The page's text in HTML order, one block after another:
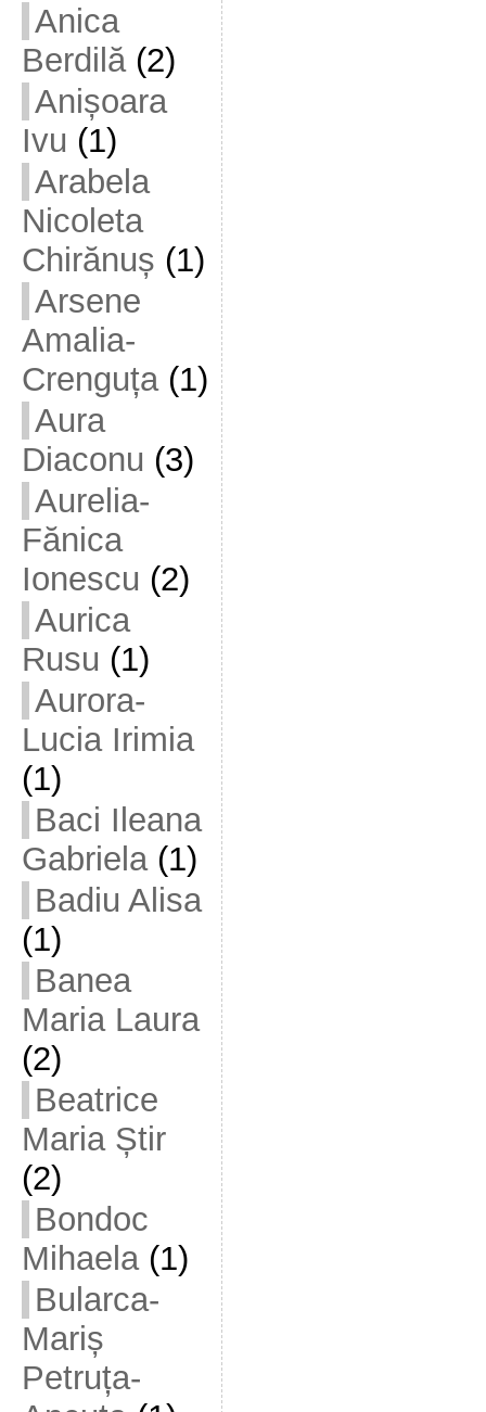
Anica
Berdilă(2)
Anișoara
Ivu (1)
Arabela
Nicoleta
Chirănuș (1)
Arsene
Amalia-
Crenguța(1)
Aura
Diaconu (3)
Aurelia-
Fănica
Ionescu (2)
Aurica
Rusu (1)
Aurora-
Lucia Irimia
(1)
Baci Ileana
Gabriela(1)
Badiu Alisa
(1)
Banea
Maria Laura
(2)
Beatrice
Maria Știr
(2)
Bondoc
Mihaela(1)
Bularca-
Mariș
Petruța-